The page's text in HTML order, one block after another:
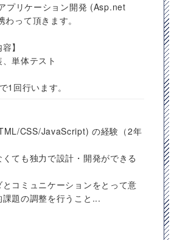
プリケーション開発 (Asp.net
って頂きます。
】
単体テスト
1回行います。
CSS/JavaScript) の経験（2年
くても独力で設計・開発ができる
とコミュニケーションをとって意
題の調整を行うこと...